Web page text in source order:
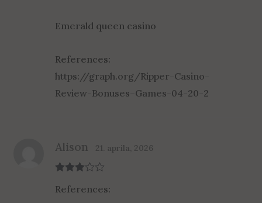
ou
tEmerald queen casino
References:
https://graph.org/Ripper-Casino-
Review-Bonuses–Games-04-20-2
out of 5
Alison 21. aprila, 2026
References: